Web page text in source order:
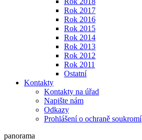
Rok 2017
Rok 2016
Rok 2015
Rok 2014
Rok 2013
Rok 2012
Rok 2011
Ostatní
Kontakty
Kontakty na úřad
Napište nám
Odkazy
Prohlášení o ochraně soukromí
panorama